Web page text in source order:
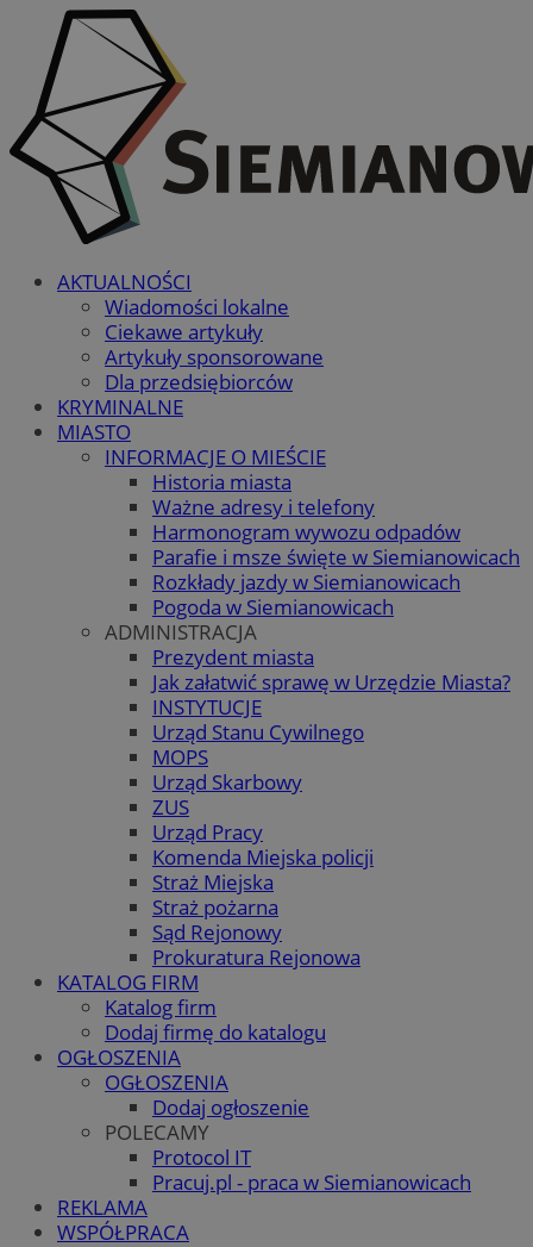
AKTUALNOŚCI
Wiadomości lokalne
Ciekawe artykuły
Artykuły sponsorowane
Dla przedsiębiorców
KRYMINALNE
MIASTO
INFORMACJE O MIEŚCIE
Historia miasta
Ważne adresy i telefony
Harmonogram wywozu odpadów
Parafie i msze święte w Siemianowicach
Rozkłady jazdy w Siemianowicach
Pogoda w Siemianowicach
ADMINISTRACJA
Prezydent miasta
Jak załatwić sprawę w Urzędzie Miasta?
INSTYTUCJE
Urząd Stanu Cywilnego
MOPS
Urząd Skarbowy
ZUS
Urząd Pracy
Komenda Miejska policji
Straż Miejska
Straż pożarna
Sąd Rejonowy
Prokuratura Rejonowa
KATALOG FIRM
Katalog firm
Dodaj firmę do katalogu
OGŁOSZENIA
OGŁOSZENIA
Dodaj ogłoszenie
POLECAMY
Protocol IT
Pracuj.pl - praca w Siemianowicach
REKLAMA
WSPÓŁPRACA